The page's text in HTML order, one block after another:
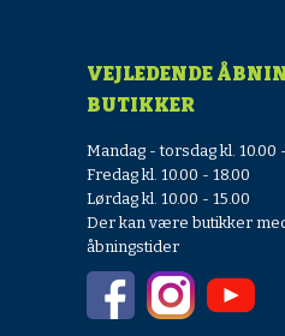
VEJLEDENDE
BUTIKKER
Mandag - torsdag kl. 10.00
Fredag kl. 10.00 - 18.00
Lørdag kl. 10.00 - 15.00
Der kan være butikker
åbningstider